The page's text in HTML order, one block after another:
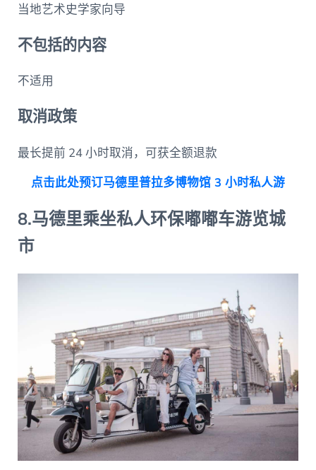
当地艺术史学家向导
不包括的内容
不适用
取消政策
最长提前 24 小时取消，可获全额退款
点击此处预订马德里普拉多博物馆 3 小时私人游
8.马德里乘坐私人环保嘟嘟车游览城
市